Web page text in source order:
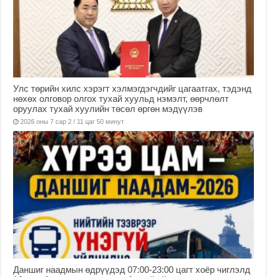
Улс төрийн хилс хэрэгт хэлмэгдэгчдийг цагаатгах, тэдэнд
нөхөх олговор олгох тухай хуульд нэмэлт, өөрчлөлт
оруулах тухай хуулийн төсөл өргөн мэдүүлэв
2026 оны 7 сар 2 / 11 цаг 50 минут
Даншиг наадмын өдрүүдэд 07:00-23:00 цагт хоёр чиглэлд